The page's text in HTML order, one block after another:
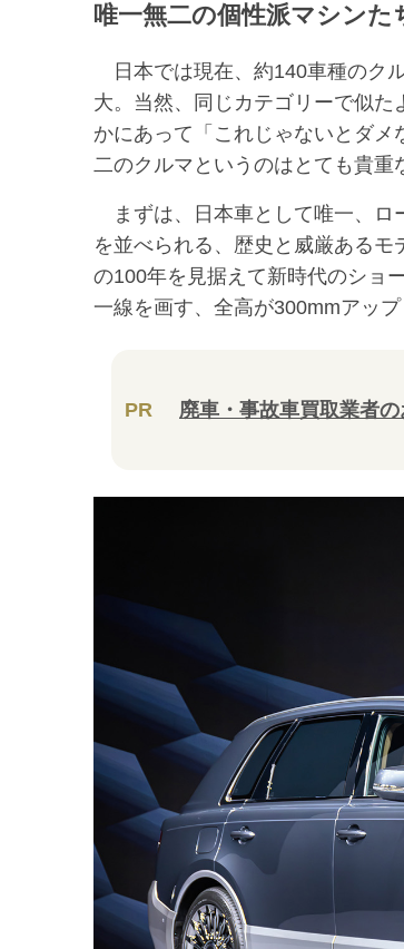
唯一無二の個性派マシンた
日本では現在、約140車種のク
大。当然、同じカテゴリーで似
かにあって「これじゃないとダ
二のクルマというのはとても貴重
まずは、日本車として唯一、ロ
を並べられる、歴史と威厳あるモ
の100年を見据えて新時代のショ
一線を画す、全高が300mmアッ
PR 廃車・事故車買取業者